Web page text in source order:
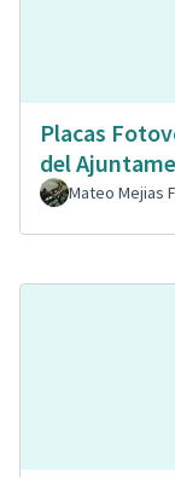
Placas
del
Mateo Mejias